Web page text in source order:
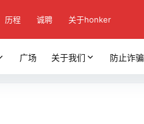
历程 诚聘 关于honker
广场 关于我们 防止诈骗